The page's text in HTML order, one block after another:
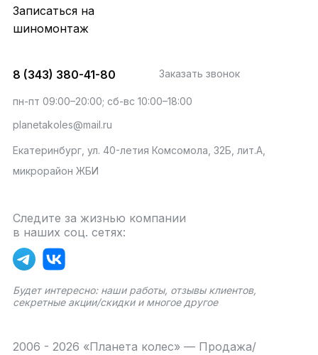
Записаться на
шиномонтаж
8 (343) 380-41-80 Заказать звонок
пн-пт 09:00–20:00; сб-вс 10:00–18:00
planetakoles@mail.ru
Екатеринбург, ул. 40-летия Комсомола, 32Б, лит.А,
микрорайон ЖБИ
Следите за жизнью компании
в наших соц. сетях:
Будет интересно: наши работы, отзывы клиентов,
секретные акции/скидки и многое другое
2006 - 2026 «Планета колес» — Продажа/